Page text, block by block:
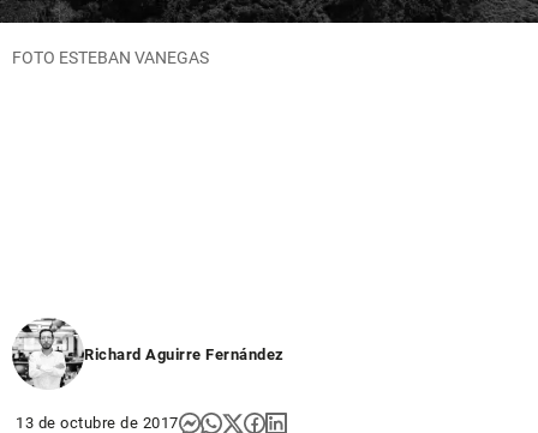
FOTO ESTEBAN VANEGAS
Richard Aguirre Fernández
13 de octubre de 2017